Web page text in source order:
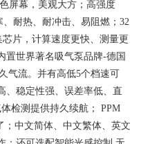
屏幕，美观大方；高强度
耐热、耐冲击、易阻燃；32
片，计算速度更快、测量更
置世界著名吸气泵品牌-德国
气流。并有高低5个档速可
、稳定性强、误差率低、直
检测提供持久续航； PPM
；中文简体、中文繁体、英文